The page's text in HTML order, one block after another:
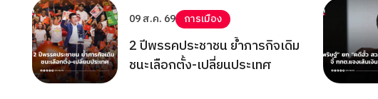
09 ส.ค. 69 การเมือง
2 ปีพรรคประชาชน ย้ำภารกิจเดิม
ชนะเลือกตั้ง-เปลี่ยนประเทศ